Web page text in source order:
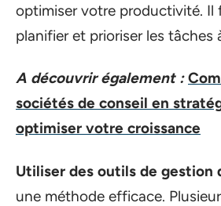
optimiser votre productivité. Il
planifier et prioriser les tâches
A découvrir également :
sociétés de conseil en
optimiser votre croissance
Utiliser des outils de gestion
une méthode efficace.